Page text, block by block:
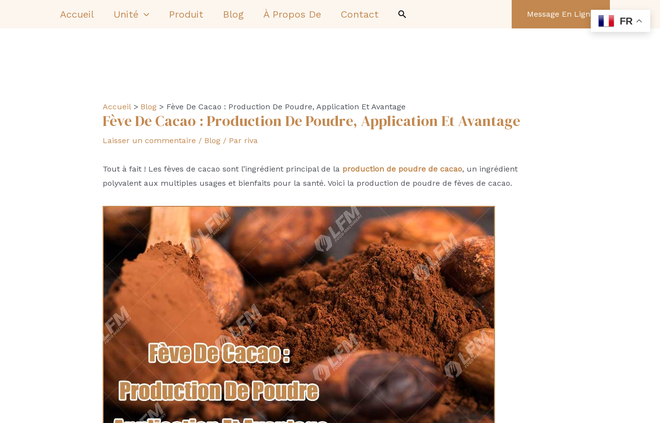
Accueil Unité Produit Blog À Propos De Contact Rechercher Message En Ligne
Accueil Blog Fève De Cacao : Production De Poudre, Application Et Avantage
Fève De Cacao : Production De Poudre, Application Et Avantage
Laisser un commentaire / Blog/ Par riva
Tout à fait ! Les fèves de cacao sont l’ingrédient principal de la production de poudre de cacao, un ingrédient
polyvalent aux multiples usages et bienfaits pour la santé. Voici la production de poudre de fèves de cacao.
FR